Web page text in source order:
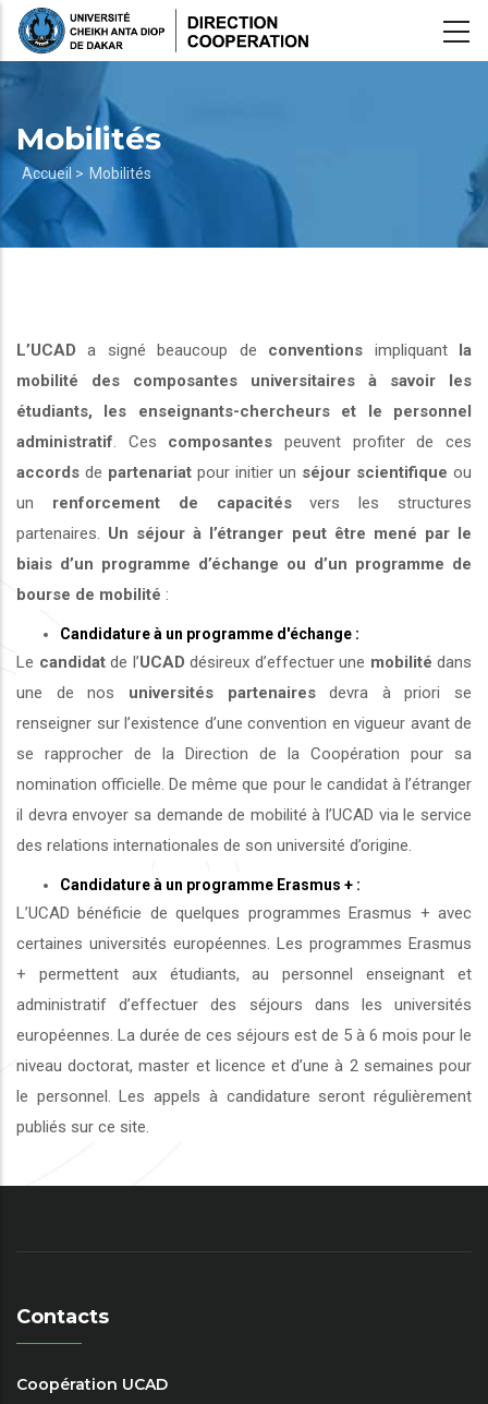
Aller
Mobilités
Fil
d'Ariane
Accueil > Mobilités
L’UCAD a signé beaucoup de conventions impliquant la
mobilité des composantes universitaires à savoir les
étudiants, les enseignants-chercheurs et le personnel
administratif . Ces composantes peuvent profiter de ces
accords de partenariat pour initier un séjour scientifique ou
un renforcement de capacitésvers les structures
partenaires. Un séjour à l’étranger peut être mené par le
biais d’un programme d’échange ou d’un programme de
bourse de mobilité :
Candidature à un programme d'échange :
Le candidatde l’UCAD désireux d’effectuer une mobilité dans
une de nos universités partenairesdevra à priori se
renseigner sur l’existence d’une convention en vigueur avant de
se rapprocher de la Direction de la Coopération pour sa
nomination officielle. De même que pour le candidat à l’étranger
il devra envoyer sa demande de mobilité à l’UCAD via le service
des relations internationales de son université d’origine.
Candidature à un programme Erasmus + :
L’UCAD bénéficie de quelques programmes Erasmus + avec
certaines universités européennes. Les programmes Erasmus
+ permettent aux étudiants, au personnel enseignant et
administratif d’effectuer des séjours dans les universités
européennes. La durée de ces séjours est de 5 à 6 mois pour le
niveau doctorat, master et licence et d’une à 2 semaines pour
le personnel. Les appels à candidature seront régulièrement
publiés sur ce site.
Contacts
Coopération UCAD